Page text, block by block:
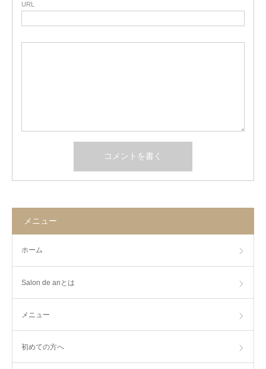
URL
メニュー
ホーム
Salon de anとは
メニュー
初めての方へ